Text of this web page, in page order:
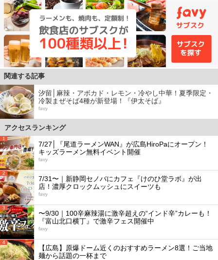
関連する記事
汐留│麻辣・アボカド・レモン・冷やし中華！夏季限定・
冷製まぜそば4種が新登場！『伊太そば』
favy
アクセスランキング
1
7/27│『尾道ラーメンWAN』が広島HiroPaにオープン！
キッズラーメン無料イベント開催
favy
2
7/31〜｜新静岡セノバにカフェ『けのひ堂ラボ』が出
店！濃厚クロックムッシュにスイーツも
favy
3
〜9/30｜100辛麻辣湯に激辛超えの“インド辛”カレーも！
『富山北口横丁』で激辛フェス開催中
favy
4
【広島】原爆ドーム近くのおすすめラーメン8選！ご当地
麺から話題の一杯まで